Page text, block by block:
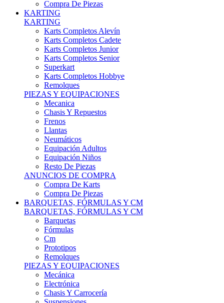
Compra De Piezas
KARTING
KARTING
Karts Completos Alevín
Karts Completos Cadete
Karts Completos Junior
Karts Completos Senior
Superkart
Karts Completos Hobbye
Remolques
PIEZAS Y EQUIPACIONES
Mecanica
Chasis Y Repuestos
Frenos
Llantas
Neumáticos
Equipación Adultos
Equipación Niños
Resto De Piezas
ANUNCIOS DE COMPRA
Compra De Karts
Compra De Piezas
BARQUETAS, FÓRMULAS Y CM
BARQUETAS, FÓRMULAS Y CM
Barquetas
Fórmulas
Cm
Prototipos
Remolques
PIEZAS Y EQUIPACIONES
Mecánica
Electrónica
Chasis Y Carrocería